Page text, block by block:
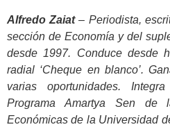
Alfredo Zaiat– Periodista,
sección de Economía y del
desde 1997. Conduce desde
radial ‘Cheque en blanco’.
varias oportunidades.
Programa Amartya Sen de
Económicas de la Universidad